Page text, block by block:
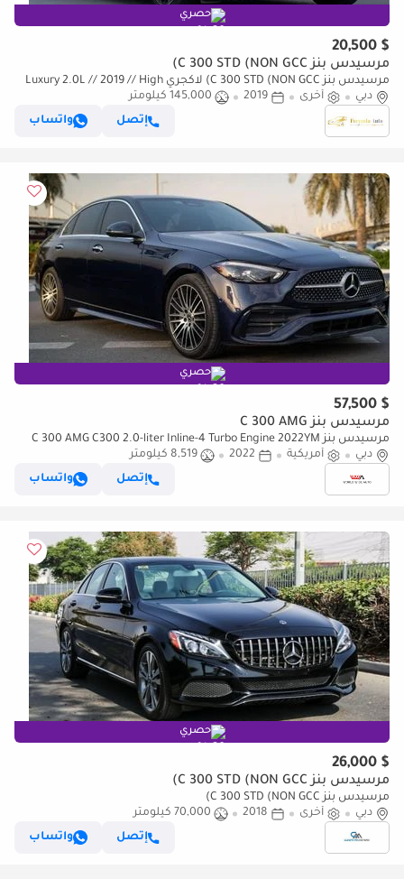
حصري
$ 20,500
مرسيدس بنز C 300 STD (NON GCC)
مرسيدس بنز C 300 STD (NON GCC) لاكجري Luxury 2.0L // 2019 // High
Option With AMG Kit , Sunroof , Car Play , Very G
دبي أخرى 2019
145,000 كيلومتر
إتصل
واتساب
حصري
$ 57,500
مرسيدس بنز C 300 AMG
مرسيدس بنز C 300 AMG C300 2.0-liter Inline-4 Turbo Engine 2022YM
دبي
أمريكية 2022
8,519 كيلومتر
إتصل
واتساب
حصري
$ 26,000
مرسيدس بنز C 300 STD (NON GCC)
مرسيدس بنز C 300 STD (NON GCC)
دبي
أخرى 2018
70,000 كيلومتر
إتصل
واتساب